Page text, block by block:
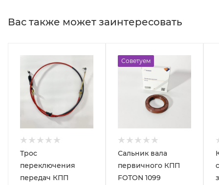
Вас также может заинтересовать
Трос
переключения
передач КПП
Советуем
Сальник вала
первичного КПП
FOTON 1099